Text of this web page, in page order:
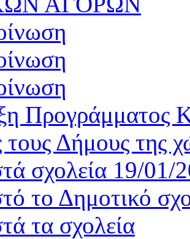
Προγράμματος
τους Δήμους της
σχολεία 19/01/
το Δημοτικό
τα σχολεία